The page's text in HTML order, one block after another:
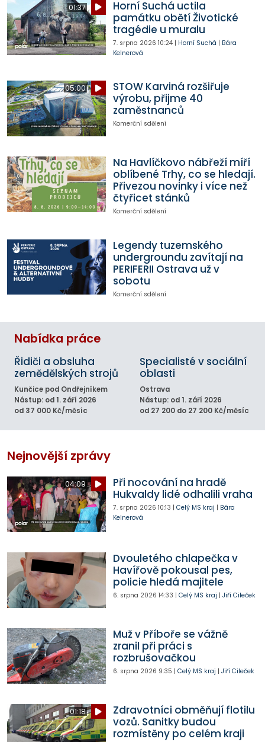
01:37
Horní Suchá uctila
památku obětí Životické
tragédie u muralu
7. srpna 2026 10:24| Horní Suchá | Bára
Kelnerová
05:00
STOW Karviná rozšiřuje
výrobu, přijme 40
zaměstnanců
Komerční sdělení
Na Havlíčkovo nábřeží míří
oblíbené Trhy, co se hledají.
Přivezou novinky i více než
čtyřicet stánků
Komerční sdělení
Legendy tuzemského
undergroundu zavítají na
PERIFERII Ostrava už v
sobotu
Komerční sdělení
Nabídka práce
Řidiči a obsluha
zemědělských strojů
Kunčice pod Ondřejníkem
Nástup: od 1. září 2026
od 37 000 Kč/měsíc
Specialisté v sociální
oblasti
Ostrava
Nástup: od 1. září 2026
od 27 200 do 27 200 Kč/měsíc
Nejnovější zprávy
04:09
Při nocování na hradě
Hukvaldy lidé odhalili vraha
7. srpna 2026 10:13 | Celý MS kraj | Bára
Kelnerová
Dvouletého chlapečka v
Havířově pokousal pes,
policie hledá majitele
6. srpna 2026 14:33 | Celý MS kraj | Jiří Cileček
Muž v Příboře se vážně
zranil při práci s
rozbrušovačkou
6. srpna 2026 9:35 | Celý MS kraj | Jiří Cileček
01:18
Zdravotníci obměňují flotilu
vozů. Sanitky budou
rozmístěny po celém kraji